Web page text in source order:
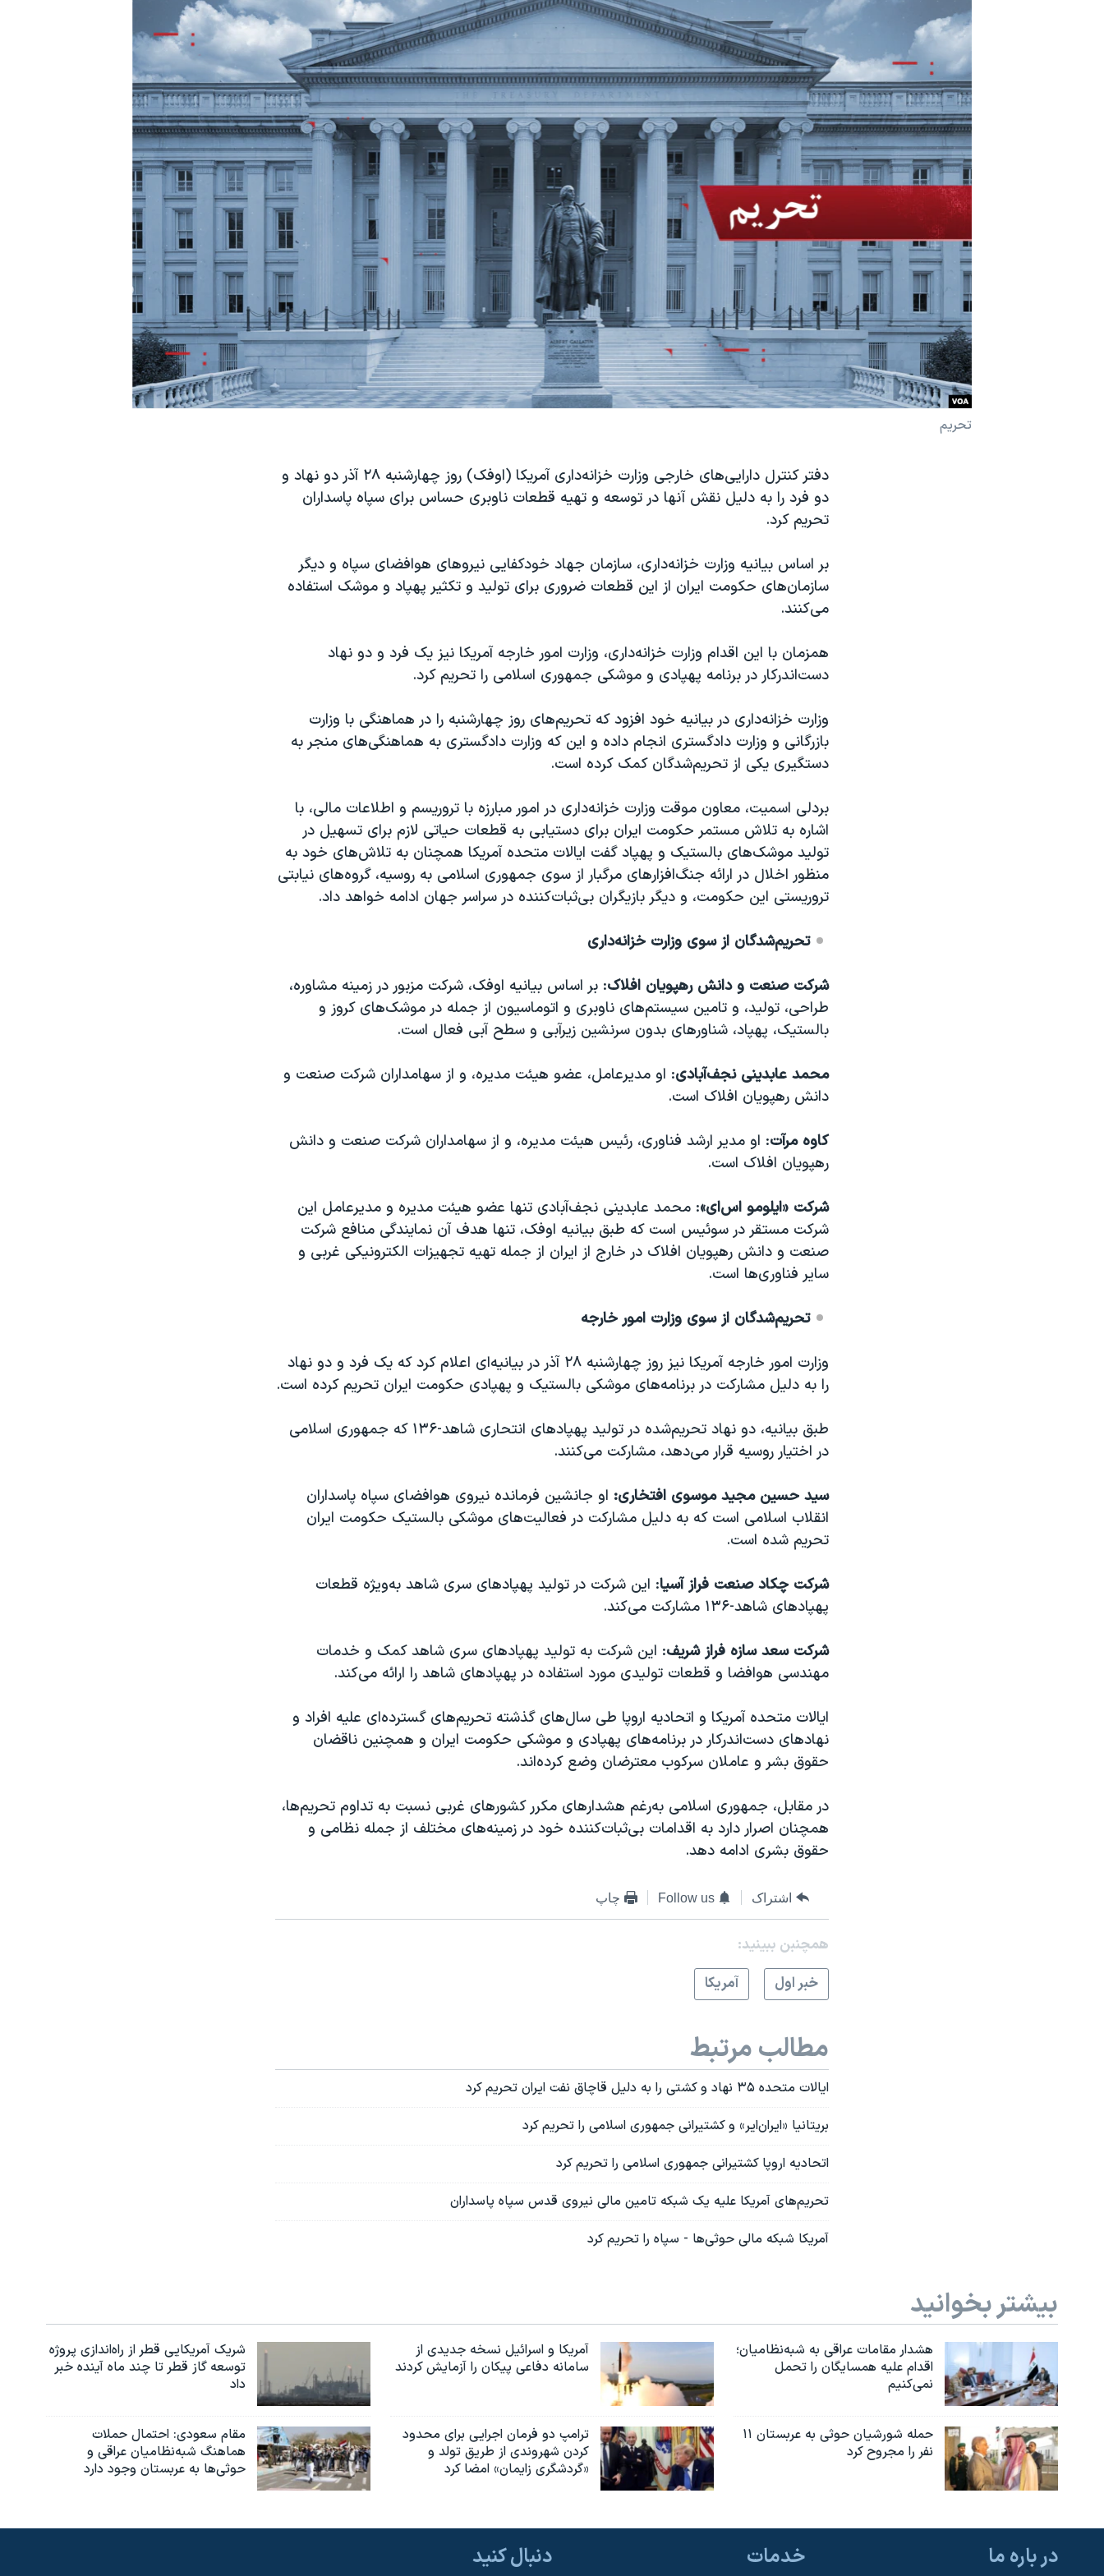
انتخابات ریاست جمهوری آمریکا ۲۰۲۴
حمله جمهوری اسلامی به اسرائیل
اعتراضات زن، زندگی، آزادی
مجموعه مستندهای دادخواهی
چهل سال گروگان‌گیری
قانون شفافیت دارائی کادر رهبری ایران
اعتراضات مردمی آبان ۹۸
نرگس محمدی برنده جایزه نوبل صلح
تحریم
دفتر کنترل دارایی‌های خارجی وزارت خزانه‌داری آمریکا (اوفک) روز چهارشنبه ٢٨ آذر دو نهاد و
دو فرد را به دلیل نقش آنها در توسعه و تهیه قطعات ناوبری حساس برای سپاه پاسداران
تحریم کرد.
بر اساس بیانیه وزارت خزانه‌داری، سازمان جهاد خودکفایی نیروهای هوافضای سپاه و دیگر
سازمان‌های حکومت ایران از این قطعات ضروری برای تولید و تکثیر پهپاد و موشک استفاده
می‌کنند.
همزمان با این اقدام وزارت خزانه‌داری، وزارت امور خارجه آمریکا نیز یک فرد و دو نهاد
دست‌اندرکار در برنامه پهپادی و موشکی جمهوری اسلامی را تحریم کرد.
وزارت خزانه‌داری در بیانیه خود افزود که تحریم‌های روز چهارشنبه را در هماهنگی با وزارت
بازرگانی و وزارت دادگستری انجام داده و این که وزارت دادگستری به هماهنگی‌های منجر به
دستگیری یکی از تحریم‌شدگان کمک کرده است.
بردلی اسمیت، معاون موقت وزارت خزانه‌داری در امور مبارزه با تروریسم و اطلاعات مالی، با
اشاره به تلاش مستمر حکومت ایران برای دستیابی به قطعات حیاتی لازم برای تسهیل در
تولید موشک‌های بالستیک و پهپاد گفت ایالات متحده آمریکا همچنان به تلاش‌های خود به
منظور اخلال در ارائه جنگ‌افزارهای مرگبار از سوی جمهوری اسلامی به روسیه، گروه‌های نیابتی
تروریستی این حکومت، و دیگر بازیگران بی‌ثبات‌کننده در سراسر جهان ادامه خواهد داد.
تحریم‌شدگان از سوی وزارت خزانه‌داری
شرکت صنعت و دانش رهپویان افلاک: بر اساس بیانیه اوفک، شرکت مزبور در زمینه مشاوره،
طراحی، تولید، و تامین سیستم‌های ناوبری و اتوماسیون از جمله در موشک‌های کروز و
بالستیک، پهپاد، شناورهای بدون سرنشین زیرآبی و سطح آبی فعال است.
محمد عابدینی نجف‌آبادی: او مدیرعامل، عضو هیئت مدیره، و از سهامداران شرکت صنعت و
دانش رهپویان افلاک است.
کاوه مرآت: او مدیر ارشد فناوری، رئیس هیئت مدیره، و از سهامداران شرکت صنعت و دانش
رهپویان افلاک است.
شرکت «ایلومو اس‌ای»: محمد عابدینی نجف‌آبادی تنها عضو هیئت مدیره و مدیرعامل این
شرکت مستقر در سوئیس است که طبق بیانیه اوفک، تنها هدف آن نمایندگی منافع شرکت
صنعت و دانش رهپویان افلاک در خارج از ایران از جمله تهیه تجهیزات الکترونیکی غربی و
سایر فناوری‌ها است.
تحریم‌شدگان از سوی وزارت امور خارجه
وزارت امور خارجه آمریکا نیز روز چهارشنبه ۲۸ آذر در بیانیه‌ای اعلام کرد که یک فرد و دو نهاد
را به دلیل مشارکت در برنامه‌های موشکی بالستیک و پهپادی حکومت ایران تحریم کرده است.
طبق بیانیه، دو نهاد تحریم‌شده در تولید پهپادهای انتحاری شاهد-۱۳۶ که جمهوری اسلامی
در اختیار روسیه قرار می‌دهد، مشارکت می‌کنند.
سید حسین مجید موسوی افتخاری: او جانشین فرمانده نیروی هوافضای سپاه پاسداران
انقلاب اسلامی است که به دلیل مشارکت در فعالیت‌های موشکی بالستیک حکومت ایران
تحریم شده است.
شرکت چکاد صنعت فراز آسیا: این شرکت در تولید پهپادهای سری شاهد به‌ویژه قطعات
پهپادهای شاهد-۱۳۶ مشارکت می‌کند.
شرکت سعد سازه فراز شریف: این شرکت به تولید پهپادهای سری شاهد کمک و خدمات
مهندسی هوافضا و قطعات تولیدی مورد استفاده در پهپادهای شاهد را ارائه می‌کند.
ایالات متحده آمریکا و اتحادیه اروپا طی سال‌های گذشته تحریم‌های گسترده‌ای علیه افراد و
نهادهای دست‌اندرکار در برنامه‌های پهپادی و موشکی حکومت ایران و همچنین ناقضان
حقوق بشر و عاملان سرکوب معترضان وضع کرده‌اند.
در مقابل، جمهوری اسلامی به‌رغم هشدارهای مکرر کشورهای غربی نسبت به تداوم تحریم‌ها،
همچنان اصرار دارد به اقدامات بی‌ثبات‌کننده خود در زمینه‌های مختلف از جمله نظامی و
حقوق بشری ادامه دهد.
اشتراک Follow us چاپ
همچنبن ببینید:
خبر اول
آمريکا
مطالب مرتبط
ایالات متحده ۳۵ نهاد و کشتی را به دلیل قاچاق نفت ایران تحریم کرد
بریتانیا «ایران‌ایر» و کشتیرانی جمهوری اسلامی را تحریم کرد
اتحادیه اروپا کشتیرانی جمهوری اسلامی را تحریم کرد
تحریم‌های آمریکا علیه یک شبکه تامین مالی نیروی قدس سپاه پاسداران
آمریکا شبکه مالی حوثی‌ها - سپاه را تحریم کرد
بیشتر بخوانید
هشدار مقامات عراقی به شبه‌نظامیان؛
اقدام علیه همسایگان را تحمل
نمی‌کنیم
آمریکا و اسرائیل نسخه جدیدی از
سامانه دفاعی پیکان را آزمایش کردند
شریک آمریکایی قطر از راه‌اندازی پروژه
توسعه گاز قطر تا چند ماه آینده خبر
داد
حمله شورشیان حوثی به عربستان ۱۱
نفر را مجروح کرد
ترامپ دو فرمان اجرایی برای محدود
کردن شهروندی از طریق تولد و
«گردشگری زایمان» امضا کرد
مقام سعودی: احتمال حملات
هماهنگ شبه‌نظامیان عراقی و
حوثی‌ها به عربستان وجود دارد
دنبال کنید در باره ما خدمات